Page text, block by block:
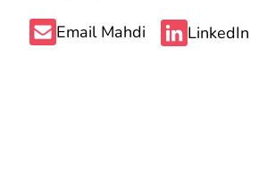
Email Mahdi